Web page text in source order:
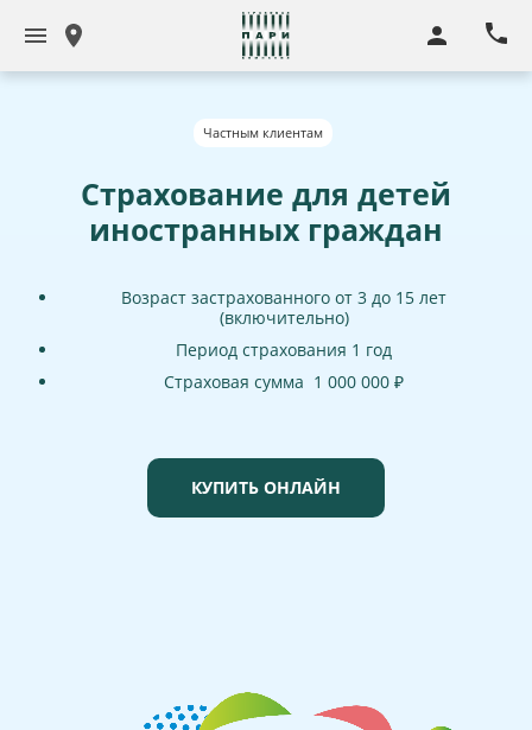
Частным клиентам
Страхование для детей
иностранных граждан
Возраст застрахованного от 3 до 15 лет
(включительно)
Период страхования 1 год
Страховая сумма 1 000 000 ₽
КУПИТЬ ОНЛАЙН